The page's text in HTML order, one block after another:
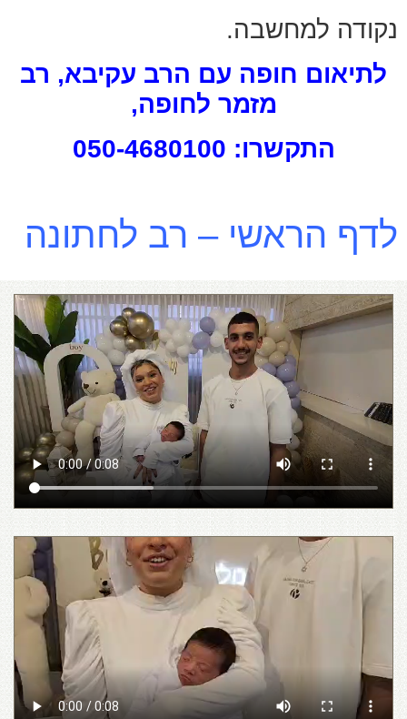
נקודה למחשבה.
לתיאום חופה עם הרב עקיבא, רב
מזמר לחופה,
התקשרו: 050-4680100
לדף הראשי – רב לחתונה